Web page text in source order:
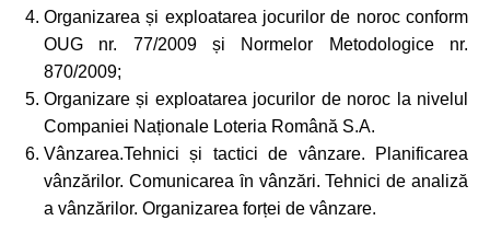
Organizarea și exploatarea jocurilor de noroc conform
OUG nr. 77/2009 și Normelor Metodologice nr.
870/2009;
Organizare și exploatarea jocurilor de noroc la nivelul
Companiei Naționale Loteria Română S.A.
Vânzarea.Tehnici și tactici de vânzare. Planificarea
vânzărilor. Comunicarea ȋn vânzări. Tehnici de analiză
a vânzărilor. Organizarea forței de vânzare.